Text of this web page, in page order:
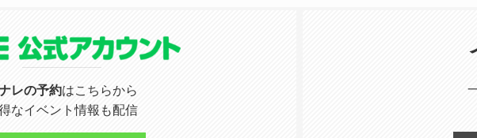
レの予約はこちらから
なイベント情報も配信